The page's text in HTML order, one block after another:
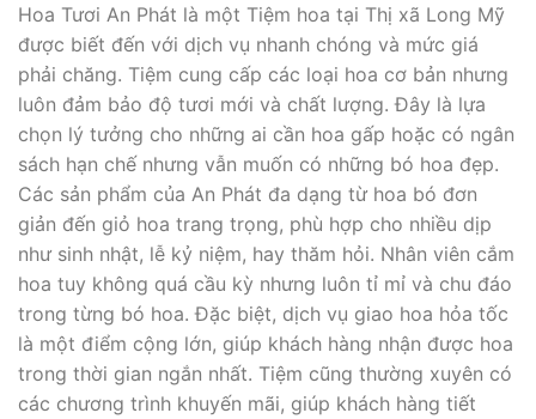
Hoa Tươi An Phát là một Tiệm hoa tại Thị xã Long Mỹ
được biết đến với dịch vụ nhanh chóng và mức giá
phải chăng. Tiệm cung cấp các loại hoa cơ bản nhưng
luôn đảm bảo độ tươi mới và chất lượng. Đây là lựa
chọn lý tưởng cho những ai cần hoa gấp hoặc có ngân
sách hạn chế nhưng vẫn muốn có những bó hoa đẹp.
Các sản phẩm của An Phát đa dạng từ hoa bó đơn
giản đến giỏ hoa trang trọng, phù hợp cho nhiều dịp
như sinh nhật, lễ kỷ niệm, hay thăm hỏi. Nhân viên cắm
hoa tuy không quá cầu kỳ nhưng luôn tỉ mỉ và chu đáo
trong từng bó hoa. Đặc biệt, dịch vụ giao hoa hỏa tốc
là một điểm cộng lớn, giúp khách hàng nhận được hoa
trong thời gian ngắn nhất. Tiệm cũng thường xuyên có
các chương trình khuyến mãi, giúp khách hàng tiết